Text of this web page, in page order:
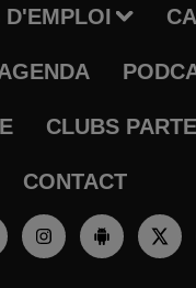
D'EMPLOI
CLUBS
CONTACT